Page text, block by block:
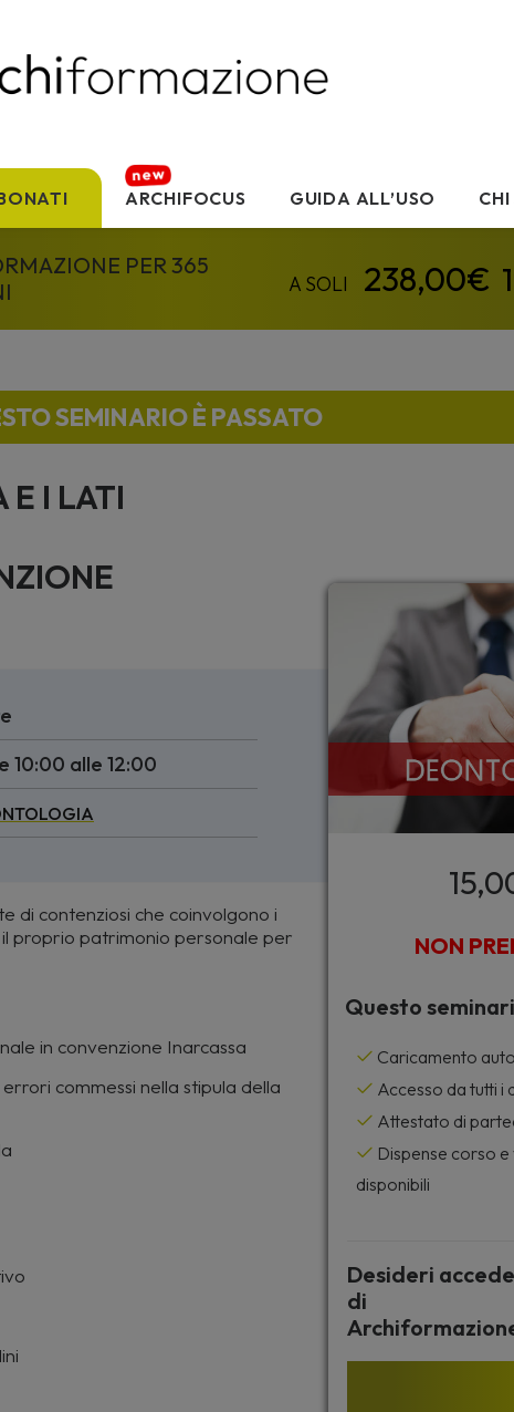
ARCHIFOCUS GUIDA ALL’USO
PER 365
SEMINARIO È PASSATO
E I LATI
10:00 alle 12:00
di contenziosi che coinvolgono i
proprio patrimonio personale per
in convenzione Inarcassa
commessi nella stipula della
NON
Questo
Caricamento
Accesso da tutti i
Attestato di
Dispense corso
disponibili
Desideri
di